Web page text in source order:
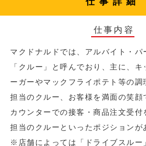
仕事内容
マクドナルドでは、アルバイト・パ
「クルー」と呼んでおり、主に、
ーガーやマックフライポテト等の調
担当のクルー、お客様を満面の笑顔
カウンターでの接客・商品注文受付
担当のクルーといったポジションが
※店舗によっては「ドライブスルー